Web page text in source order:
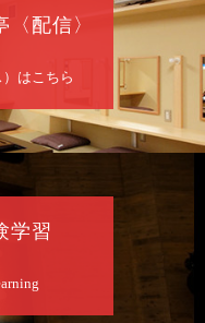
ん太郎／いわみせい
／桂文太～仲入～露
福助（漫才）／桂春
り
配信〉
はこちら
学習